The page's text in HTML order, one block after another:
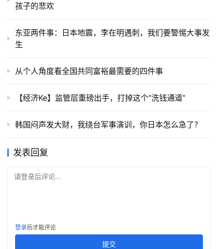
孩子的悲欢
东亚两件事：日本地震，李在明遇刺，我们要警惕大事发
生
从个人角度看全国共同富裕最需要的四件事
【经济Ke】监管层重磅出手，打掉这个“洗钱通道”
韩国闷声发大财，我绕台军事演训，你日本怎么急了？
发表回复
请登录后评论...
登录后才能评论
提交